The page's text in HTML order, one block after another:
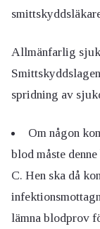
Allmänfarlig
spridning av
Om någon
blod måste
C. Hen ska då
lämna blodprov